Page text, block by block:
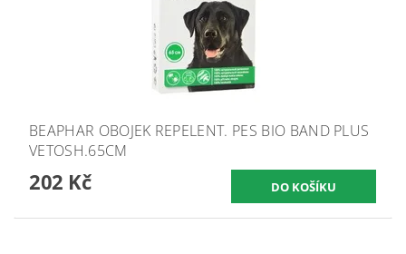
BEAPHAR OBOJEK REPELENT. PES BIO BAND PLUS
VETOSH.65CM
202 Kč